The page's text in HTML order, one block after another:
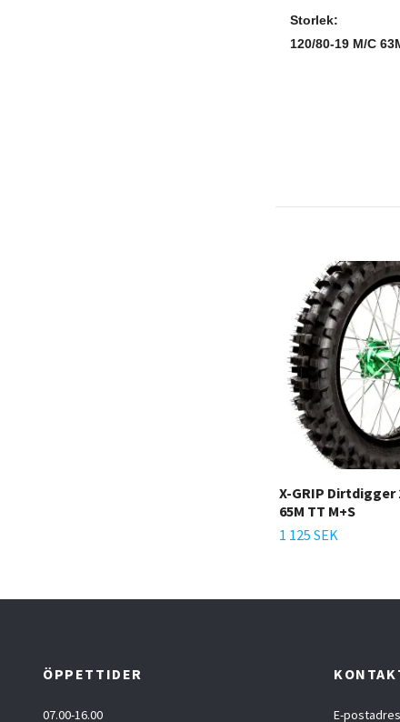
Storlek:
120/80-19 M/C
X-GRIP Dirtdigger
65M TT M+S
1 125 SEK
ÖPPETTIDER
07.00-16.00 E-